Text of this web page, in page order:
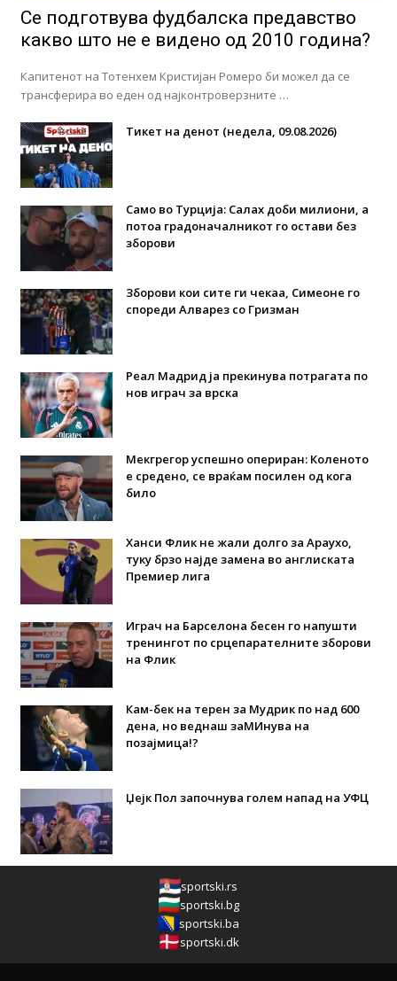
Се подготвува фудбалска предавство
какво што не е видено од 2010 година?
Капитенот на Тотенхем Кристијан Ромеро би можел да се
трансферира во еден од најконтроверзните …
Тикет на денот (недела, 09.08.2026)
Само во Турција: Салах доби милиони, а
потоа градоначалникот го остави без
зборови
Зборови кои сите ги чекаа, Симеоне го
спореди Алварез со Гризман
Реал Мадрид ја прекинува потрагата по
нов играч за врска
Мекгрегор успешно опериран: Коленото
е средено, се враќам посилен од кога
било
Ханси Флик не жали долго за Араухо,
туку брзо најде замена во англиската
Премиер лига
Играч на Барселона бесен го напушти
тренингот по срцепарателните зборови
на Флик
Кам-бек на терен за Мудрик по над 600
дена, но веднаш заМИнува на
позајмица!?
Џејк Пол започнува голем напад на УФЦ
sportski.rs
sportski.bg
sportski.ba
sportski.dk